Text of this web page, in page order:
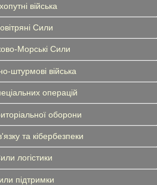
війська
Сили
Морські Сили
штурмові війська
операцій
оборони
та кібербезпеки
логістики
підтримки